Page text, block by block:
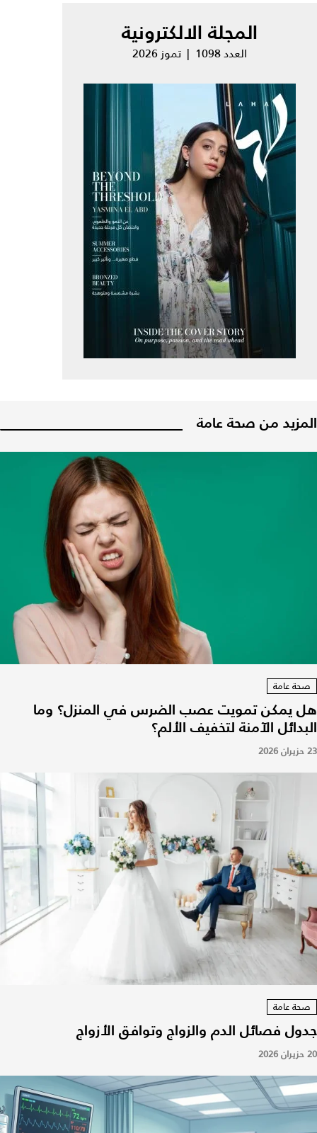
المجلة الالكترونية
العدد 1098 | تموز 2026
المزيد من صحة عامة
صحة عامة
هل يمكن تمويت عصب الضرس في المنزل؟ وما
البدائل الآمنة لتخفيف الألم؟
23 حزيران 2026
صحة عامة
جدول فصائل الدم والزواج وتوافق الأزواج
20 حزيران 2026